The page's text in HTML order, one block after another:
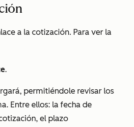
a la cotización. Para ver la
.
permitiéndole revisar los
Entre ellos: la fecha de
el plazo